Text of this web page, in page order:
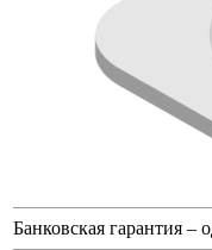
Банковская гарантия –